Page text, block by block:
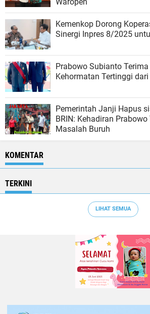
Kemenkop Dorong
Sinergi Inpres 8/2025
Prabowo Subianto
Kehormatan Tertinggi
Pemerintah Janji Hapus
BRIN: Kehadiran
Masalah Buruh
KOMENTAR
TERKINI
LIHAT SEMUA